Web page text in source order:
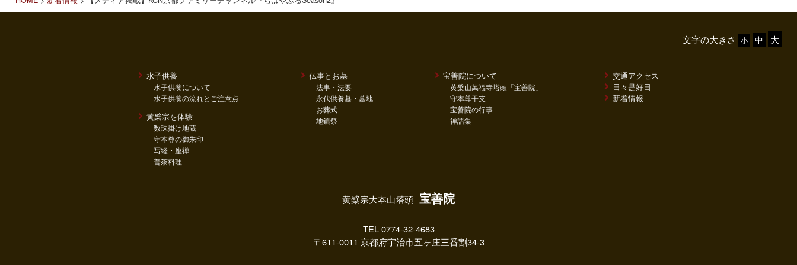
文字の大きさ
水子供養
水子供養について
水子供養の流れとご注意点
黄檗宗を体験
数珠掛け地蔵
守本尊の御朱印
写経・座禅
普茶料理
仏事とお墓
法事・法要
永代供養墓・墓地
お葬式
地鎮祭
宝善院について
黄檗山萬福寺塔頭「宝善院」
守本尊干支
宝善院の行事
禅語集
交通アクセス
日々是好日
新着情報
黄檗宗大本山塔頭 宝善院
TEL 0774-32-4683
〒611-0011 京都府宇治市五ヶ庄三番割34-3